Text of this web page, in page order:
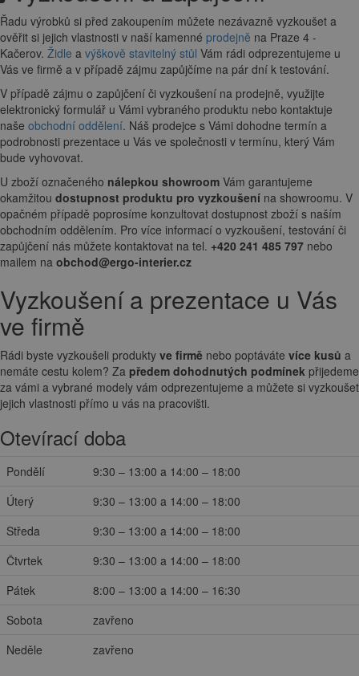
Řadu výrobků si před zakoupením můžete nezávazně vyzkoušet a
ověřit si jejich vlastnosti v naší kamenné prodejně na Praze 4 -
Kačerov. Židle a výškově stavitelný stůl Vám rádi odprezentujeme u
Vás ve firmě a v případě zájmu zapůjčíme na pár dní k testování.
V případě zájmu o zapůjčení či vyzkoušení na prodejně, využijte
elektronický formulář u Vámi vybraného produktu nebo kontaktuje
naše obchodní oddělení. Náš prodejce s Vámi dohodne termín a
podrobnosti prezentace u Vás ve společnosti v termínu, který Vám
bude vyhovovat.
U zboží označeného nálepkou showroom Vám garantujeme
okamžitou dostupnost produktu pro vyzkoušení na showroomu. V
opačném případě poprosíme konzultovat dostupnost zboží s naším
obchodním oddělením. Pro více informací o vyzkoušení, testování či
zapůjčení nás můžete kontaktovat na tel. +420 241 485 797 nebo
mailem na obchod@ergo-interier.cz
Vyzkoušení a prezentace u Vás
ve firmě
Rádi byste vyzkoušeli produkty ve firmě nebo poptáváte více kusů a
nemáte cestu kolem? Za předem dohodnutých podmínek přijedeme
za vámi a vybrané modely vám odprezentujeme a můžete si vyzkoušet
jejich vlastnosti přímo u vás na pracovišti.
Otevírací doba
Pondělí
9:30 – 13:00 a 14:00 – 18:00
Úterý
9:30 – 13:00 a 14:00 – 18:00
Středa
9:30 – 13:00 a 14:00 – 18:00
Čtvrtek
9:30 – 13:00 a 14:00 – 18:00
Pátek
8:00 – 13:00 a 14:00 – 16:30
Sobota
zavřeno
Neděle
zavřeno